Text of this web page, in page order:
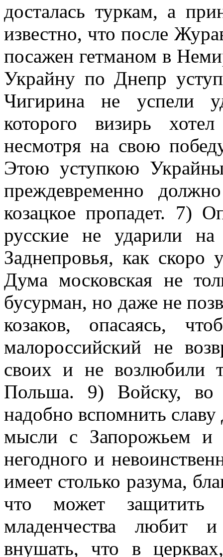
досталась туркам, а
известно, что после
посажен гетманом в
Украйну по Днепр
Чигирина не успели
которого визирь
несмотря на свою
Этою уступкою
преждевременно
козацкое пропадет. 7)
русские не ударили
Заднепровья, как скоро
Дума московская не
бусурман, но даже не
козаков, опасаясь,
малороссийский не
своих и не возлюбили
Польша. 9) Войску, во
надобно вспомнить
мысли с Запорожьем и
негодного и
имеет столько разума,
что может
младенчества любит
внушать, что в